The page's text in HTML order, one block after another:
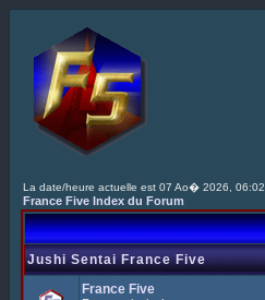
La date/heure actuelle est 07 Ao� 2026, 06:02
France Five Index du Forum
Jushi Sentai France Five
France Five